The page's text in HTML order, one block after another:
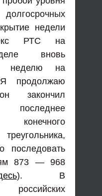
недели
РТС на
вновь
неделю на
продолжаю
закончил
последнее
конечного
последовать
873 — 968
). В